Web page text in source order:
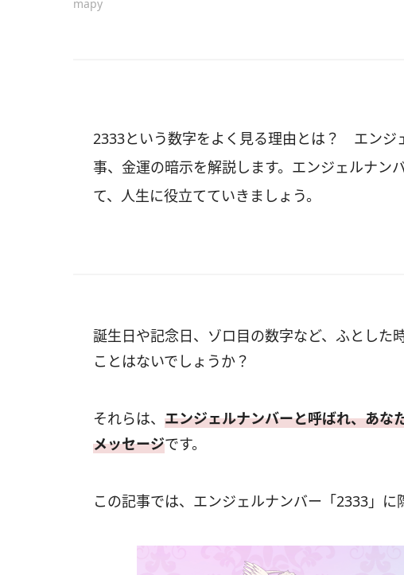
mapy
2333という数字をよく見る理由とは？ エンジ
事、金運の暗示を解説します。エンジェルナン
て、人生に役立てていきましょう。
誕生日や記念日、ゾロ目の数字など、ふとした
ことはないでしょうか？
それらは、 エンジェルナンバーと呼ばれ、あな
メッセージです。
この記事では、エンジェルナンバー「2333」に